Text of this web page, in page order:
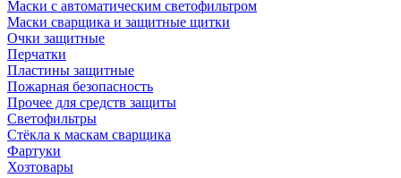
Маски с автоматическим светофильтром
Маски сварщика и защитные щитки
Очки защитные
Перчатки
Пластины защитные
Пожарная безопасность
Прочее для средств защиты
Светофильтры
Стёкла к маскам сварщика
Фартуки
Хозтовары